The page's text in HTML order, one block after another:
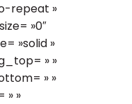
repeat »
»0″
»solid »
» »
» »
» »